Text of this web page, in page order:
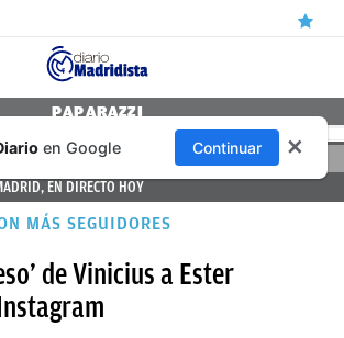
PAPARAZZI
EN DIRECTO HOY
MÁS SEGUIDORES
de Vinicius a Ester
en Google Continuar ✕